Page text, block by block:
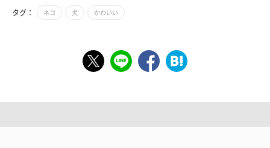
タグ： ネコ 犬 かわいい